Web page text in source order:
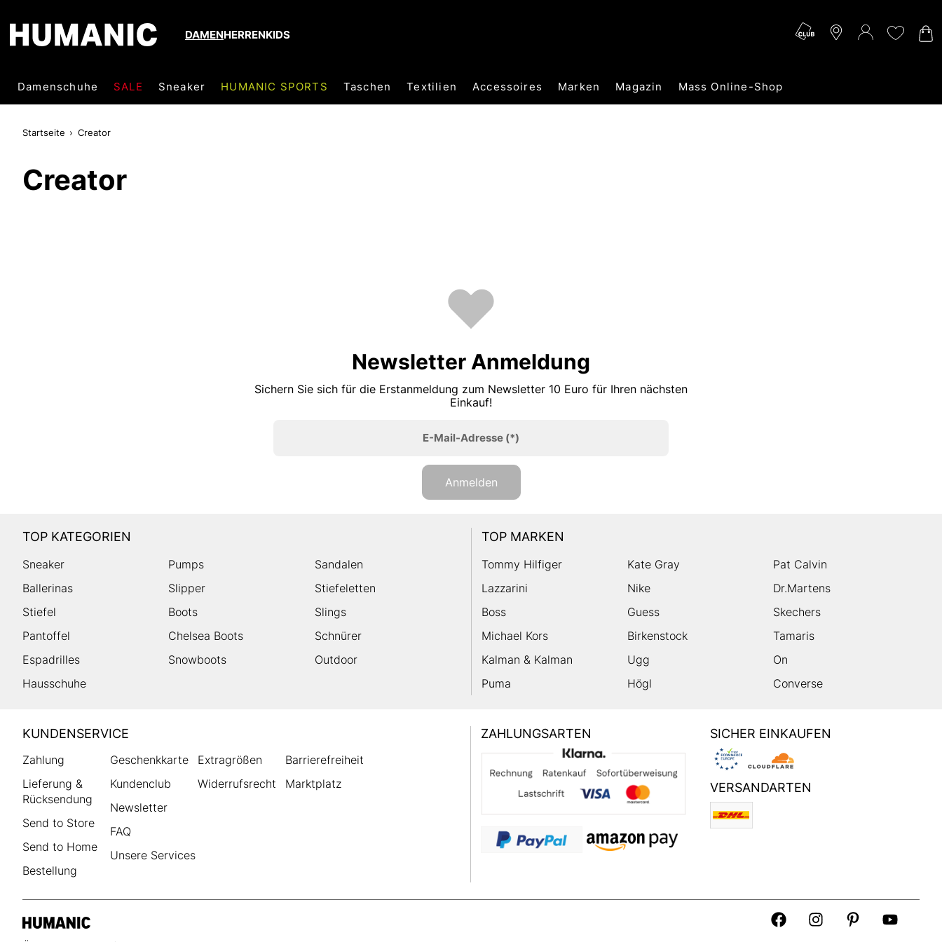
DAMENHERRENKIDS
Damenschuhe SALE Sneaker HUMANIC SPORTS Taschen Textilien Accessoires Marken Magazin Mass Online-Shop
Startseite Creator
Creator
Newsletter Anmeldung
Sichern Sie sich für die Erstanmeldung zum Newsletter 10 Euro für Ihren nächsten
Einkauf!
E-Mail-Adresse(*)
Anmelden
TOP KATEGORIEN
Sneaker Pumps
Sandalen
Ballerinas
Slipper
Stiefeletten
Stiefel
Boots
Slings
Pantoffel
Chelsea Boots
Schnürer
Espadrilles
Snowboots
Outdoor
Hausschuhe
TOP MARKEN
Tommy Hilfiger Kate Gray
Pat Calvin
Lazzarini
Nike
Dr.Martens
Boss
Guess
Skechers
Michael Kors
Birkenstock
Tamaris
Kalman & Kalman
Ugg
On
Puma
Högl Converse
HUMANIC
Footer
KUNDENSERVICE
Zahlung
Lieferung &
Rücksendung
Send to Store
Send to Home
Bestellung
Geschenkkarte
Kundenclub
Newsletter
FAQ
Unsere Services
Extragrößen
Widerrufsrecht
Barrierefreiheit
Marktplatz
ZAHLUNGSARTEN SICHER EINKAUFEN
VERSANDARTEN